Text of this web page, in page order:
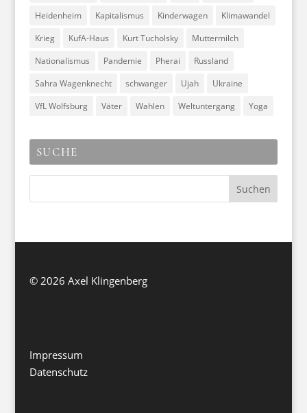
Heidenheim
Kapitalismus Kinderwagen
Klimawandel
Krieg
KufA-Haus Kurt Tucholsky
Muttermilch
Nationalismus
Pandemie Pherai
Russland
Sahra Wagenknecht
schwanger Ujah
Ukraine
VfL Wolfsburg
Väter Wahlen Weltuntergang Yoga
SUCHE
© 2026 Axel Klingenberg
Impressum
Datenschutz